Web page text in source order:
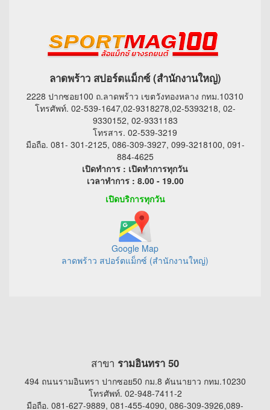
ลาดพร้าว สปอร์ตแม็กซ์ (สำนักงานใหญ่)
2228 ปากซอย100 ถ.ลาดพร้าว เขตวังทองหลาง กทม.10310
โทรศัพท์. 02-539-1647,02-9318278,02-5393218, 02-
9330152, 02-9331183
โทรสาร. 02-539-3219
มือถือ. 081- 301-2125, 086-309-3927, 099-3218100, 091-
884-4625
เปิดทำการ : เปิดทำการทุกวัน
เวลาทำการ : 8.00 - 19.00
เปิดบริการทุกวัน
Google Map
ลาดพร้าว สปอร์ตแม็กซ์ (สำนักงานใหญ่)
สาขา รามอินทรา 50
494 ถนนรามอินทรา ปากซอย50 กม.8 คันนายาว กทม.10230
โทรศัพท์. 02-948-7411-2
มือถือ. 081-627-9889, 081-455-4090, 086-309-3926,089-